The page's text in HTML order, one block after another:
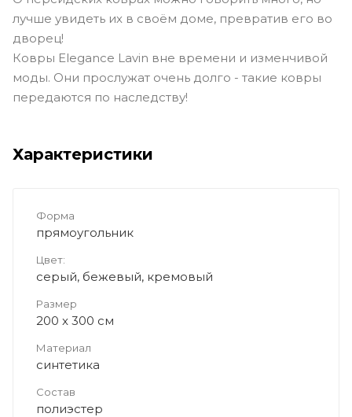
лучше увидеть их в своём доме, превратив его во
дворец!
Ковры Elegance Lavin вне времени и изменчивой
моды. Они прослужат очень долго - такие ковры
передаются по наследству!
Характеристики
Форма
прямоугольник
Цвет:
серый, бежевый, кремовый
Размер
200 x 300 см
Материал
синтетика
Состав
полиэстер